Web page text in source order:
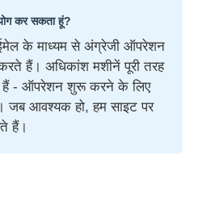
कर सकता हूं?
ईमेल के माध्यम से अंग्रेजी ऑपरेशन
हैं। अधिकांश मशीनें पूरी तरह
- ऑपरेशन शुरू करने के लिए
आवश्यक हो, हम साइट पर
हैं।